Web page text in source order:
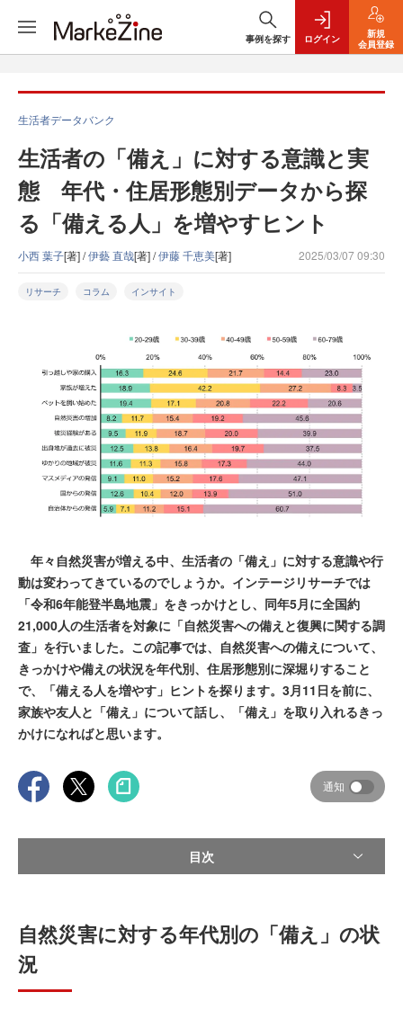
事例を探す ログイン
新規
会員登録
生活者データバンク
生活者の「備え」に対する意識と実
態 年代・住居形態別データから探
る「備える人」を増やすヒント
小西 葉子[著] /伊藝 直哉[著] /伊藤 千恵美[著] 2025/03/07 09:30
リサーチ コラム インサイト
年々自然災害が増える中、生活者の「備え」に対する意識や行
動は変わってきているのでしょうか。インテージリサーチでは
「令和6年能登半島地震」をきっかけとし、同年5月に全国約
21,000人の生活者を対象に「自然災害への備えと復興に関する調
査」を行いました。この記事では、自然災害への備えについて、
きっかけや備えの状況を年代別、住居形態別に深堀りすること
で、「備える人を増やす」ヒントを探ります。3月11日を前に、
家族や友人と「備え」について話し、「備え」を取り入れるきっ
かけになればと思います。
通知
目次
自然災害に対する年代別の「備え」の状
況